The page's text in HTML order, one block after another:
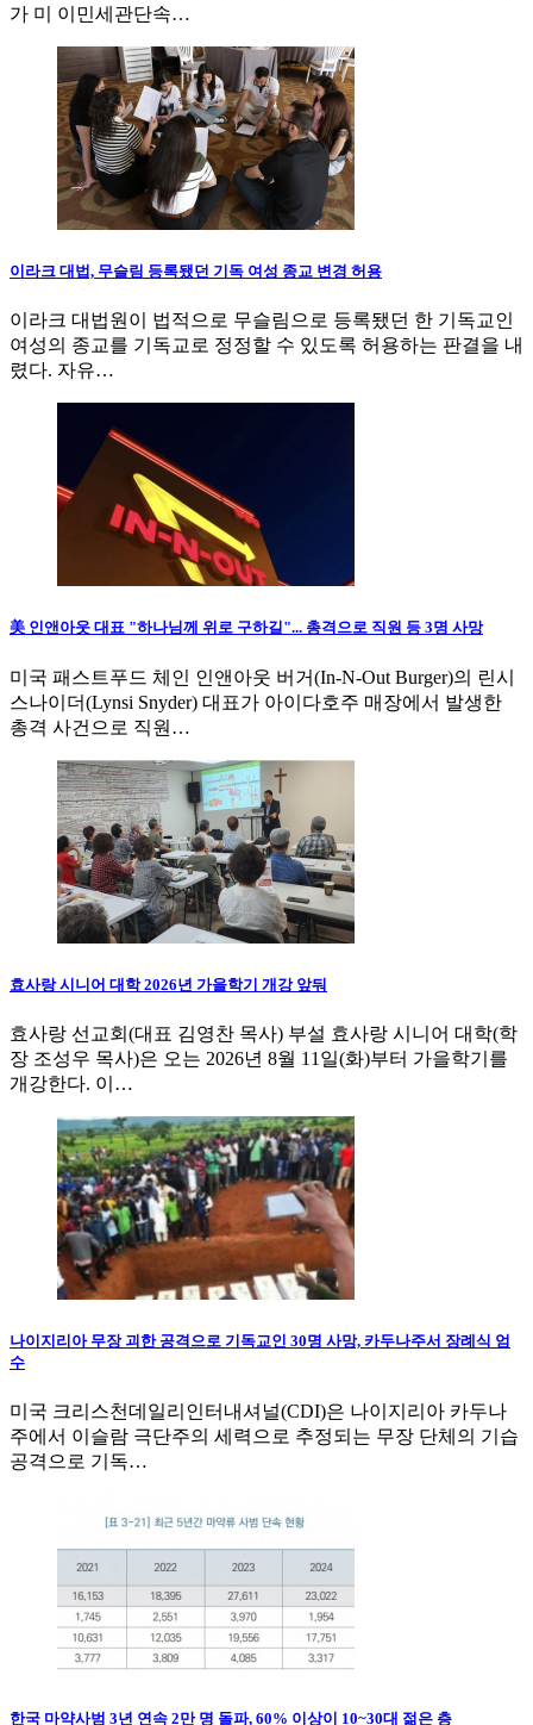
가 미 이민세관단속…
이라크 대법, 무슬림 등록됐던 기독 여성 종교 변경 허용
이라크 대법원이 법적으로 무슬림으로 등록됐던 한 기독교인
여성의 종교를 기독교로 정정할 수 있도록 허용하는 판결을 내
렸다. 자유…
美 인앤아웃 대표 "하나님께 위로 구하길"... 총격으로 직원 등 3명 사망
미국 패스트푸드 체인 인앤아웃 버거(In-N-Out Burger)의 린시
스나이더(Lynsi Snyder) 대표가 아이다호주 매장에서 발생한
총격 사건으로 직원…
효사랑 시니어 대학 2026년 가을학기 개강 앞둬
효사랑 선교회(대표 김영찬 목사) 부설 효사랑 시니어 대학(학
장 조성우 목사)은 오는 2026년 8월 11일(화)부터 가을학기를
개강한다. 이…
나이지리아 무장 괴한 공격으로 기독교인 30명 사망, 카두나주서 장례식 엄
수
미국 크리스천데일리인터내셔널(CDI)은 나이지리아 카두나
주에서 이슬람 극단주의 세력으로 추정되는 무장 단체의 기습
공격으로 기독…
한국 마약사범 3년 연속 2만 명 돌파, 60% 이상이 10~30대 젊은 층